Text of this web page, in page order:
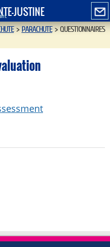
JUSTINE
>PARACHUTE>QUESTIONNAIRES